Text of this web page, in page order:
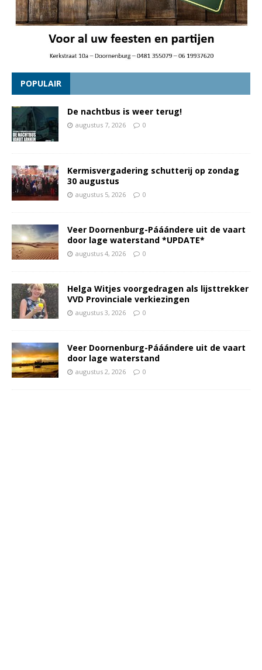
POPULAIR
De nachtbus is weer terug!
augustus 7, 2026 0
Kermisvergadering schutterij op zondag
30 augustus
augustus 5, 2026 0
Veer Doornenburg-Pááándere uit de vaart
door lage waterstand *UPDATE*
augustus 4, 2026 0
Helga Witjes voorgedragen als lijsttrekker
VVD Provinciale verkiezingen
augustus 3, 2026 0
Veer Doornenburg-Pááándere uit de vaart
door lage waterstand
augustus 2, 2026 0